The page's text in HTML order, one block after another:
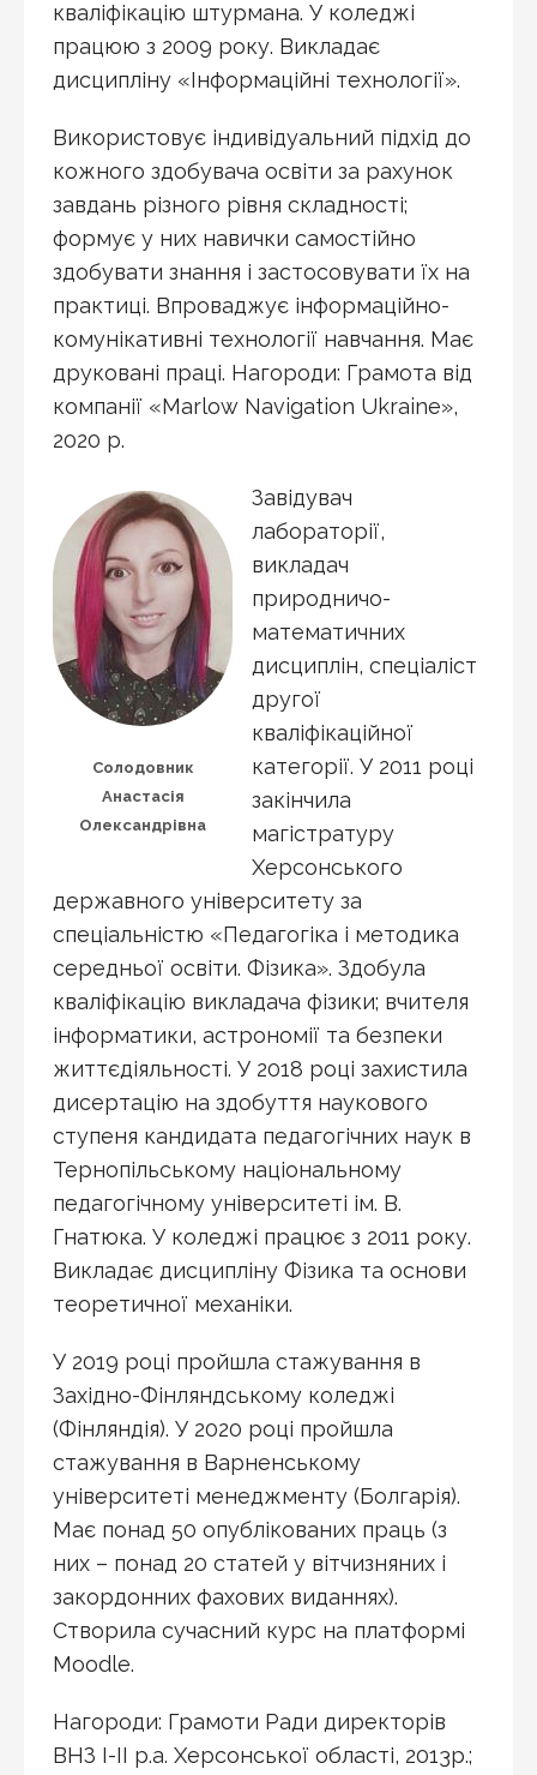
кваліфікацію штурмана. У коледжі
працюю з 2009 року. Викладає
дисципліну «Інформаційні технології».
Використовує індивідуальний підхід до
кожного здобувача освіти за рахунок
завдань різного рівня складності;
формує у них навички самостійно
здобувати знання і застосовувати їх на
практиці. Впроваджує інформаційно-
комунікативні технології навчання. Має
друковані праці. Нагороди: Грамота від
компанії «Marlow Navigation Ukraine»,
2020 р.
Солодовник
Анастасія
Олександрівна
Завідувач
лабораторії,
викладач
природничо-
математичних
дисциплін, спеціаліст
другої
кваліфікаційної
категорії. У 2011 році
закінчила
магістратуру
Херсонського
державного університету за
спеціальністю «Педагогіка і методика
середньої освіти. Фізика». Здобула
кваліфікацію викладача фізики; вчителя
інформатики, астрономії та безпеки
життєдіяльності. У 2018 році захистила
дисертацію на здобуття наукового
ступеня кандидата педагогічних наук в
Тернопільському національному
педагогічному університеті ім. В.
Гнатюка. У коледжі працює з 2011 року.
Викладає дисципліну Фізика та основи
теоретичної механіки.
У 2019 році пройшла стажування в
Західно-Фінляндському коледжі
(Фінляндія). У 2020 році пройшла
стажування в Варненському
університеті менеджменту (Болгарія).
Має понад 50 опублікованих праць (з
них – понад 20 статей у вітчизняних і
закордонних фахових виданнях).
Створила сучасний курс на платформі
Moodle.
Нагороди: Грамоти Ради директорів
ВНЗ І-ІІ р.а. Херсонської області, 2013р.;